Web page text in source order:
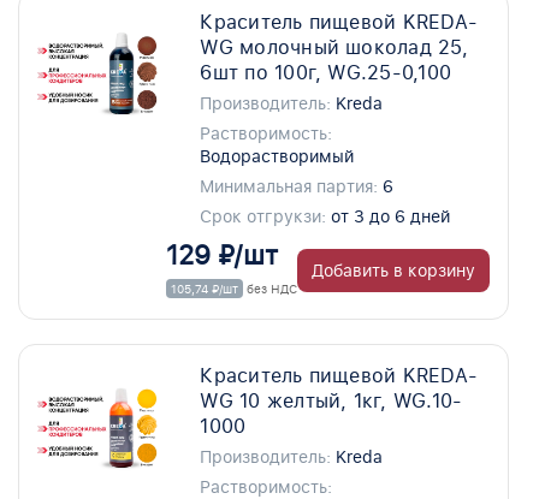
Краситель пищевой KREDA-
WG молочный шоколад 25,
6шт по 100г, WG.25-0,100
Производитель: Kreda
Растворимость:
Водорастворимый
Минимальная партия: 6
Срок отгрукзи: от 3 до 6 дней
129 ₽/шт
105,74 ₽/шт без НДС
Добавить в корзину
Краситель пищевой KREDA-
WG 10 желтый, 1кг, WG.10-
1000
Производитель: Kreda
Растворимость: